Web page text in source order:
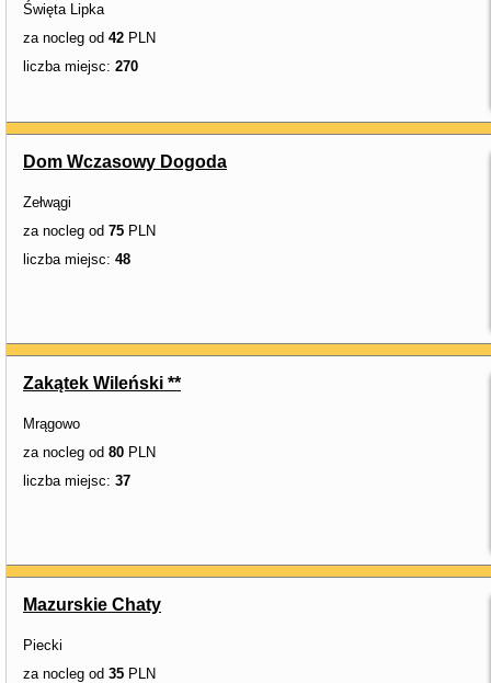
Święta Lipka
za nocleg od 42 PLN
liczba miejsc: 270
Dom Wczasowy Dogoda
Zełwągi
za nocleg od 75 PLN
liczba miejsc: 48
Zakątek Wileński **
Mrągowo
za nocleg od 80 PLN
liczba miejsc: 37
Mazurskie Chaty
Piecki
za nocleg od 35 PLN